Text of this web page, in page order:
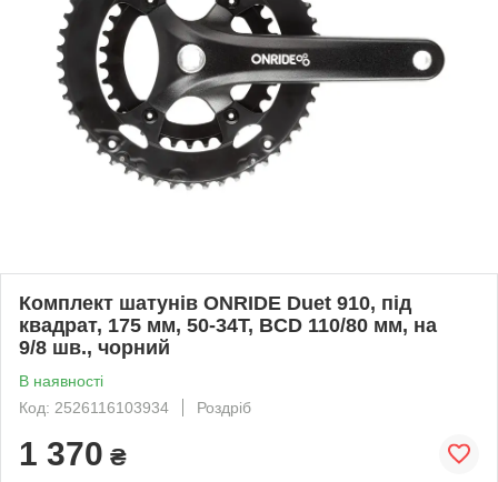
Комплект шатунів ONRIDE Duet 910, під
квадрат, 175 мм, 50-34Т, BCD 110/80 мм, на
9/8 шв., чорний
В наявності
Код: 2526116103934
Роздріб
1 370 ₴